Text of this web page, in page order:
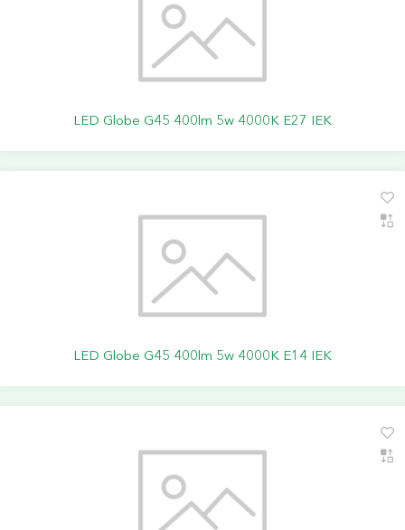
LED Globe G45 400lm 5w 4000K E27 IEK
LED Globe G45 400lm 5w 4000K E14 IEK